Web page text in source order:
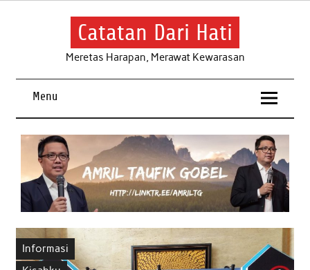
Skip
Catatan Dari Hati
Meretas Harapan, Merawat Kewarasan
Menu
Informasi